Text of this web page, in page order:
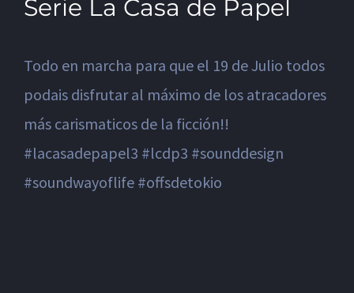
Serie La Casa de Papel
Todo en marcha para que el 19 de Julio todos
podais disfrutar al máximo de los atracadores
más carismaticos de la ficción!!
#lacasadepapel3 #lcdp3 #sounddesign
#soundwayoflife #offsdetokio